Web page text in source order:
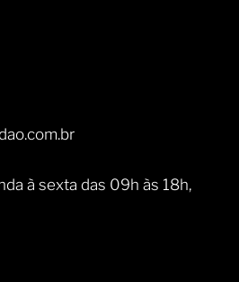
à sexta das 09h às 18h,